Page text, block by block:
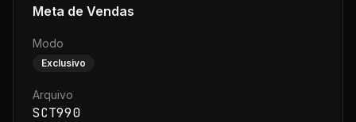
Meta de Vendas
Modo
Exclusivo
Arquivo
SCT990